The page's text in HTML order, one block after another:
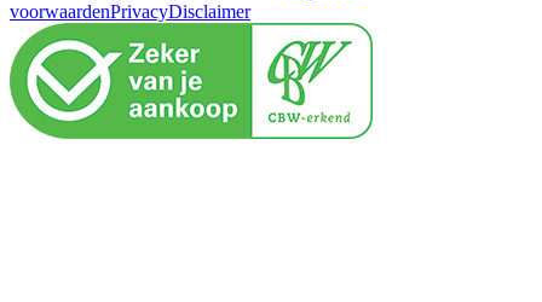
voorwaardenPrivacyDisclaimer